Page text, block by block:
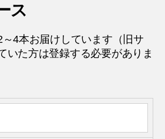
ス
4本お届けしています（旧サ
いた方は登録する必要がありま